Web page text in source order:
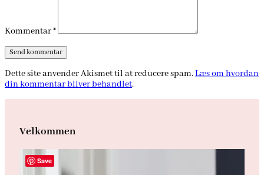
Kommentar*
Dette site anvender Akismet til at reducere spam.Læs om hvordan
din kommentar bliver behandlet.
Velkommen
Save